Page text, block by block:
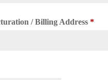
/ Billing Address *